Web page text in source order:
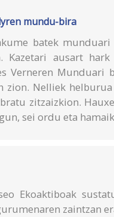
mundu-bira
batek
ausart hark
Verneren
Nelliek helburua
zitzaizkion.
sei ordu eta
Ekoaktiboak
zaintzan